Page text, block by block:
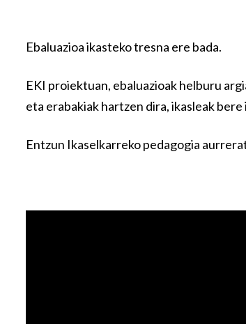
Ebaluazioa ikasteko tresna ere bada.
EKI proiektuan, ebaluazioak helburu
eta erabakiak hartzen dira, ikasleak
Entzun Ikaselkarreko pedagogia